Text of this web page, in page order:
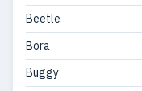
Beetle
Bora
Buggy